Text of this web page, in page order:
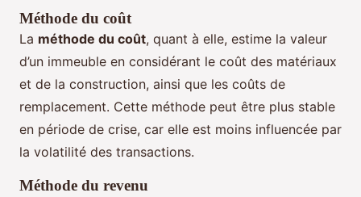
Méthode du coût
La méthode du coût, quant à elle, estime la valeur
d’un immeuble en considérant le coût des matériaux
et de la construction, ainsi que les coûts de
remplacement. Cette méthode peut être plus stable
en période de crise, car elle est moins influencée par
la volatilité des transactions.
Méthode du revenu